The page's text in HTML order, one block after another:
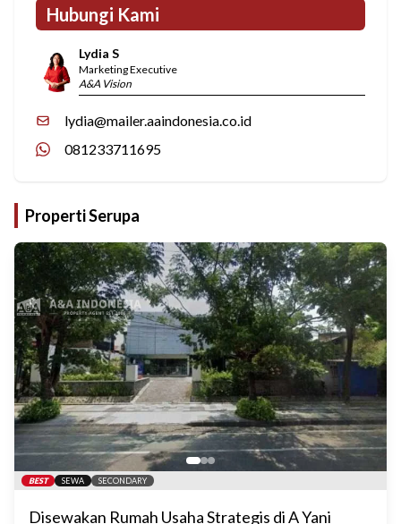
Hubungi Kami
Lydia S
Marketing Executive
A&A Vision
lydia@mailer.aaindonesia.co.id
081233711695
Properti Serupa
BEST SEWA SECONDARY
Disewakan Rumah Usaha Strategis di A Yani